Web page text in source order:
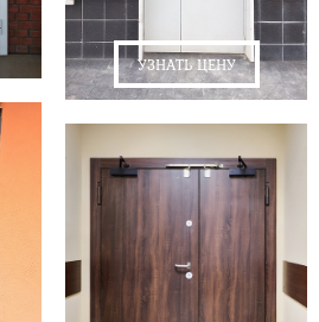
УЗНАТЬ ЦЕНУ